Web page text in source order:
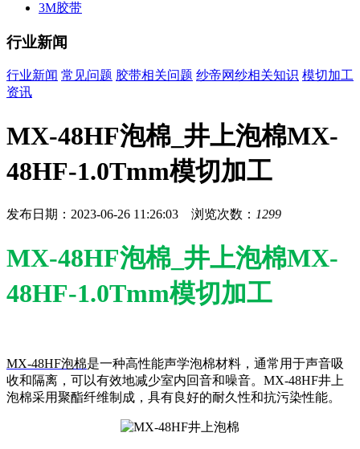
3M胶带
行业新闻
行业新闻 常见问题 胶带相关问题 纱帝网纱相关知识 模切加工
资讯
MX-48HF泡棉_井上泡棉MX-
48HF-1.0Tmm模切加工
发布日期：2023-06-26 11:26:03 浏览次数： 1299
MX-48HF泡棉_井上泡棉MX-
48HF-1.0Tmm模切加工
MX-48HF泡棉是一种高性能声学泡棉材料，通常用于声音吸
收和隔离，可以有效地减少室内回音和噪音。MX-48HF井上
泡棉采用聚酯纤维制成，具有良好的耐久性和抗污染性能。